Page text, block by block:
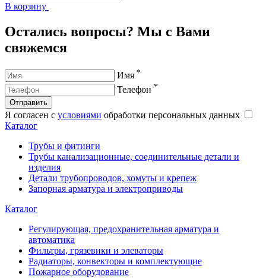
В корзину
Остались вопросы? Мы с Вами
свяжемся
Имя *
Телефон *
Отправить
Я согласен с условиями обработки персональных данных
Каталог
Трубы и фитинги
Трубы канализационные, соединительные детали и
изделия
Детали трубопроводов, хомуты и крепеж
Запорная арматура и электроприводы
Каталог
Регулирующая, предохранительная арматура и
автоматика
Фильтры, грязевики и элеваторы
Радиаторы, конвекторы и комплектующие
Пожарное оборудование